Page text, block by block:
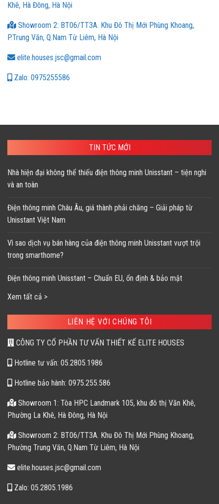
Khê, Hà Đông, Hà Nội
Showroom 2: BT06/TT3A. Khu Đô Thị Mới Phùng Khoang,
P.Trung Văn, Q.Nam Từ Liêm, Hà Nội
elite.houses.jsc@gmail.com
Zalo: 0975255586
TIN TỨC MỚI
Nhà hiện đại không thể thiếu điện thông minh Unisstant – tiện nghi
và an toàn
Điện thông minh Châu Âu, giá thành phải chăng – Giải pháp từ
Unisstant Việt Nam
Vì sao dịch vụ bán hàng của điện thông minh Unisstant vượt trội
trong smarthome?
Điện thông minh Unisstant – Chuẩn EU, ổn định & bảo mật
Xem tất cả >
LIÊN HỆ VỚI CHÚNG TÔI
CÔNG TY CỔ PHẦN TƯ VẤN THIẾT KẾ ELITE HOUSES
Hotline tư vấn: 05.2805.1986
Hotline bảo hành: 0975.255.586
Showroom 1: Tòa HPC Landmark 105, khu đô thị Văn Khê,
Phường La Khê, Hà Đông, Hà Nội
Showroom 2: BT06/TT3A. Khu Đô Thị Mới Phùng Khoang,
Phường Trung Văn, Q.Nam Từ Liêm, Hà Nội
elite.houses.jsc@gmail.com
Zalo: 05.2805.1986